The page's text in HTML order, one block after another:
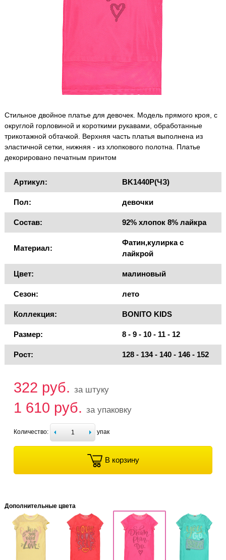
Стильное двойное платье для девочек. Модель прямого кроя, с
округлой горловиной и короткими рукавами, обработанные
трикотажной обтачкой. Верхняя часть платья выполнена из
эластичной сетки, нижняя - из хлопкового полотна. Платье
декорировано печатным принтом
Артикул: BK1440P(ЧЗ)
Пол: девочки
Состав: 92% хлопок 8% лайкра
Материал:
Фатин,кулирка с
лайкрой
Цвет: малиновый
Сезон: лето
Коллекция: BONITO KIDS
Размер: 8 - 9 - 10 - 11 - 12
Рост: 128 - 134 - 140 - 146 - 152
322 руб. за штуку
1 610 руб. за упаковку
Количество: упак
В корзину
Дополнительные цвета